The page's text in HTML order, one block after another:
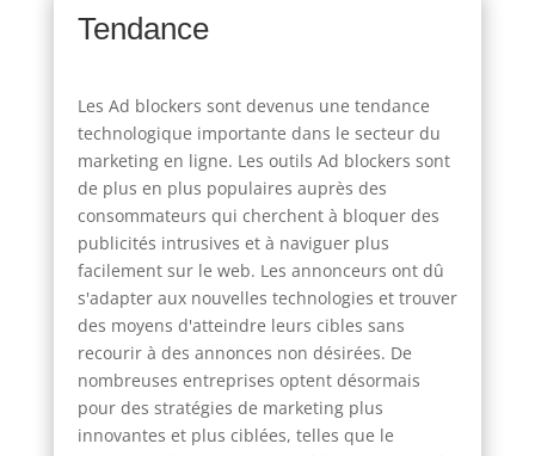
Tendance
Les Ad blockers sont devenus une tendance
technologique importante dans le secteur du
marketing en ligne. Les outils Ad blockers sont
de plus en plus populaires auprès des
consommateurs qui cherchent à bloquer des
publicités intrusives et à naviguer plus
facilement sur le web. Les annonceurs ont dû
s'adapter aux nouvelles technologies et trouver
des moyens d'atteindre leurs cibles sans
recourir à des annonces non désirées. De
nombreuses entreprises optent désormais
pour des stratégies de marketing plus
innovantes et plus ciblées, telles que le